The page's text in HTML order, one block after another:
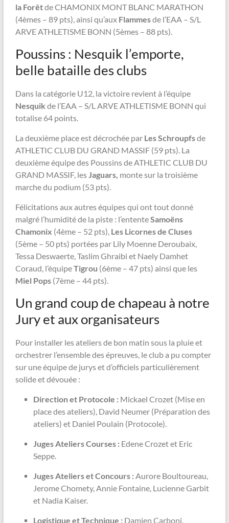
la Forêtde CHAMONIX MONT BLANC MARATHON
(4èmes – 89 pts), ainsi qu’aux Flammesde l’EAA – S/L
ARVE ATHLETISME BONN (5èmes – 88 pts).
Poussins : Nesquik l’emporte,
belle bataille des clubs
Dans la catégorie U12, la victoire revient à l’équipe
Nesquik de l’EAA – S/L ARVE ATHLETISME BONN qui
totalise 64 points.
La deuxième place est décrochée par Les Schroupfsde
ATHLETIC CLUB DU GRAND MASSIF (59 pts). La
deuxième équipe des Poussinsde ATHLETIC CLUB DU
GRAND MASSIF, lesJaguars, monte sur la troisième
marche du podium (53 pts).
Félicitations aux autres équipes qui ont tout donné
malgré l’humidité de la piste : l’ententeSamoëns
Chamonix (4ème – 52 pts), Les Licornes de Cluses
(5ème – 50 pts) portées par Lily Moenne Deroubaix,
Tessa Deswaerte, Taslim Ghraibi et Naely Damhet
Coraud, l’équipeTigrou (6ème – 47 pts) ainsi que les
Miel Pops(7ème – 44 pts).
Un grand coup de chapeau à notre
Jury et aux organisateurs
Pour installer les ateliers de bon matin sous la pluie et
orchestrer l’ensemble des épreuves, le club a pu compter
sur une équipe de jurys et d’officiels particulièrement
solide et dévouée :
Direction et Protocole :Mickael Crozet (Mise en
place des ateliers), David Neumer (Préparation des
ateliers) et Daniel Poulain (Protocole).
Juges Ateliers Courses :Edene Crozet et Eric
Seppe.
Juges Ateliers et Concours :Aurore Boultoureau,
Jerome Chomety, Annie Fontaine, Lucienne Garbit
et Nadia Kaiser.
Logistique et Technique :Damien Carboni,